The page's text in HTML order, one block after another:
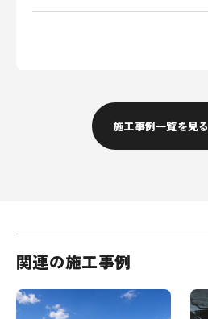
施工事例一覧を見る
関連の施工事例